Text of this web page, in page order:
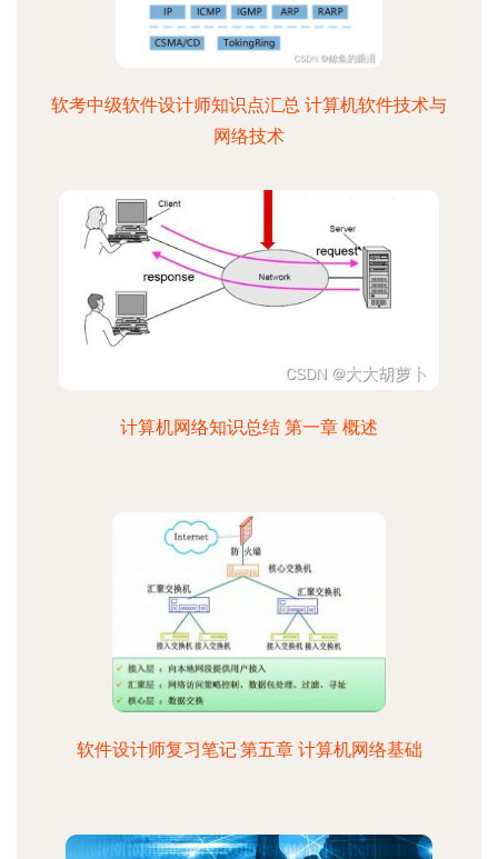
软考中级软件设计师知识点汇总 计算机软件技术与
网络技术
计算机网络知识总结 第一章 概述
软件设计师复习笔记·第五章 计算机网络基础